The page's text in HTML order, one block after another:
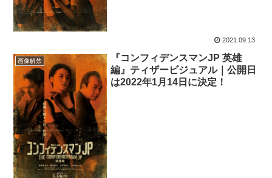
2021.09.13
画像解禁
『コンフィデンスマンJP 英雄
編』ティザービジュアル｜公開日
は2022年1月14日に決定！